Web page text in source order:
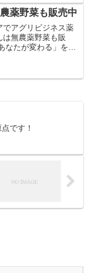
争力を付けよ！とい
だでさ...
薬野菜も販売中
でアグリビジネス薬
無農薬野菜も販
たが変わる」を主
です！